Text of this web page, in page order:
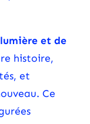
et de
histoire,
et
Ce